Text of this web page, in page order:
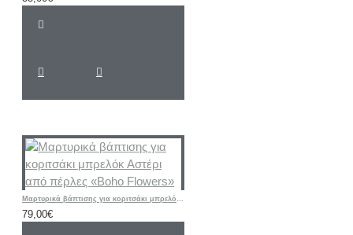
Μαρτυρικά βάπτισης για κοριτσάκι μπρελόκ Αστέρι από πέρλες «Boho Flowers»
79,00€